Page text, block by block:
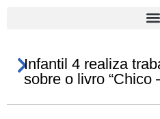
Infantil 4 realiza
sobre o livro “Chico